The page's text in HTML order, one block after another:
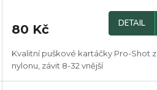
80 Kč DETAIL
Kvalitní puškové kartáčky Pro-Shot z
nylonu, závit 8-32 vnější